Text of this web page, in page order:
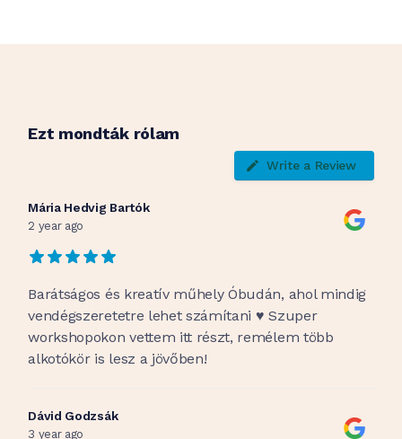
Ezt mondták rólam
Write a Review
Mária Hedvig Bartók
2 year ago
Barátságos és kreatív műhely Óbudán, ahol mindig
vendégszeretetre lehet számítani ♥️ Szuper
workshopokon vettem itt részt, remélem több
alkotókör is lesz a jövőben!
Dávid Godzsák
3 year ago